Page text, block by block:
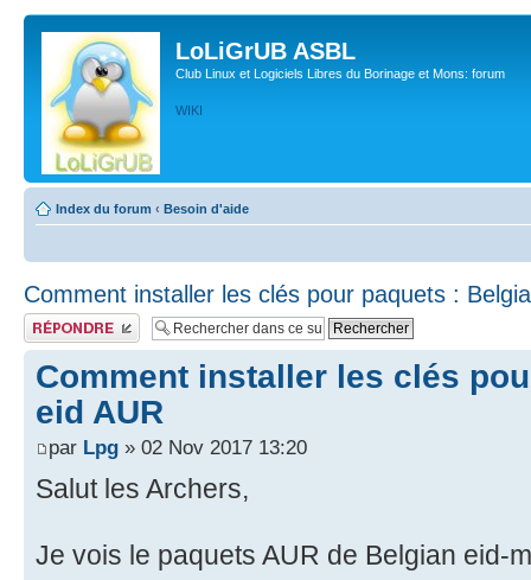
LoLiGrUB ASBL
Club Linux et Logiciels Libres du Borinage et Mons: forum
WIKI
Index du forum ‹ Besoin d'aide
Comment installer les clés pour paquets :
Publier une réponse
Comment installer les clés
eid AUR
par Lpg » 02 Nov 2017 13:20
Salut les Archers,
Je vois le paquets AUR de Belgian eid-